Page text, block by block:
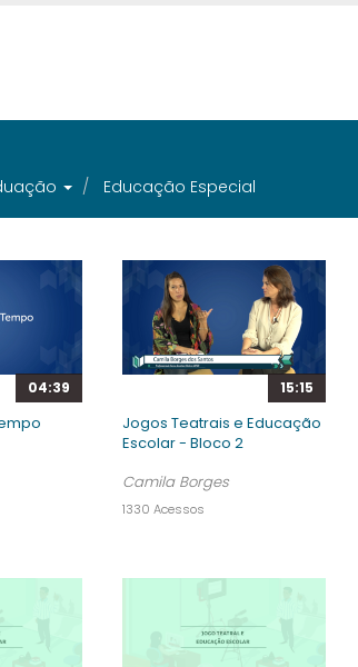
Educação Especial
04:39 15:15
Jogos Teatrais e Educação
Escolar - Bloco 2
Camila Borges
1330 Acessos